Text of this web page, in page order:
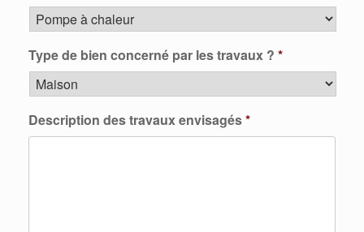
Type de bien concerné par les travaux ? *
Description des travaux envisagés*